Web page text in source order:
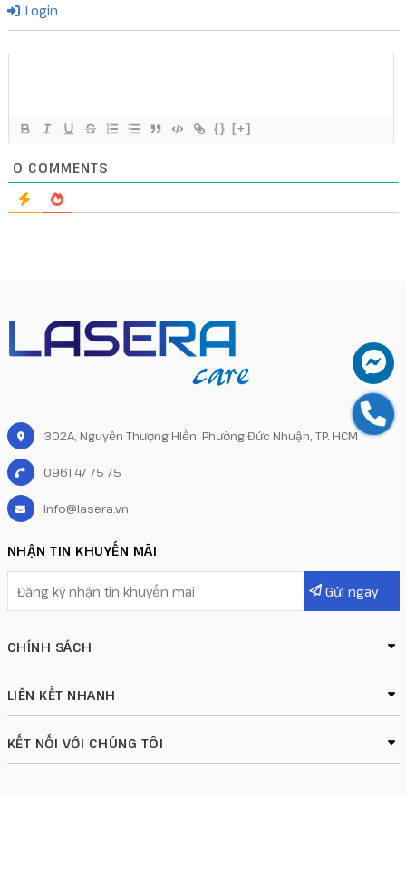
Login
{} [+]
0 COMMENTS
302A, Nguyễn Thượng Hiền, Phường Đức Nhuận, TP. HCM
0961 47 75 75
info@lasera.vn
NHẬN TIN KHUYẾN MÃI
CHÍNH SÁCH
LIÊN KẾT NHANH
KẾT NỐI VỚI CHÚNG TÔI